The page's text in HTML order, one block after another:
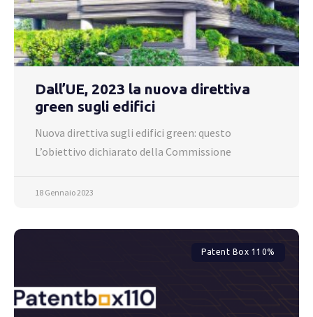
Dall’UE, 2023 la nuova direttiva
green sugli edifici
Nuova direttiva sugli edifici green: questo
L’obiettivo dichiarato della Commissione
18 Gennaio 2023
Patent Box 110%